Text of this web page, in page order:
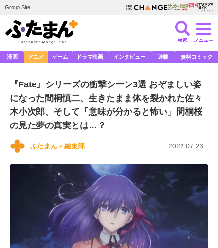
Group Site
検索 メニュー
漫画 アニメ ゲーム ドラマ映画 インタビュー 連載 無料コミック
『Fate』シリーズの衝撃シーン3選 おぞましい姿
になった間桐慎二、生きたまま体を裂かれた佐々
木小次郎、そして「意味が分かると怖い」間桐桜
の見た夢の真実とは…？
ふたまん＋編集部 2022.07.23